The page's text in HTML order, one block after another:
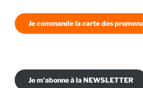
Je commande la carte des
Je m'abonne à la NEWSLETTER